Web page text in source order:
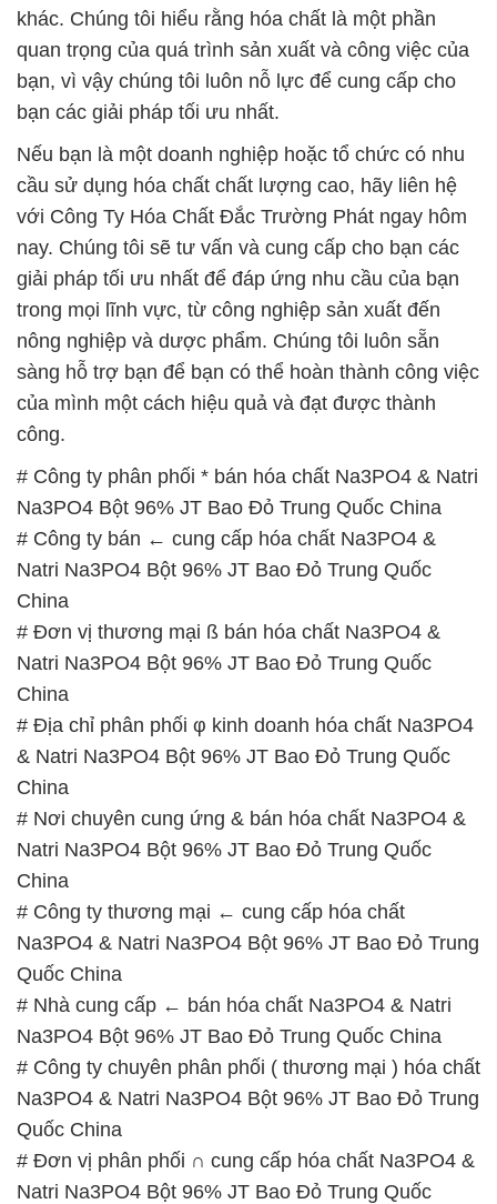
khác. Chúng tôi hiểu rằng hóa chất là một phần
quan trọng của quá trình sản xuất và công việc của
bạn, vì vậy chúng tôi luôn nỗ lực để cung cấp cho
bạn các giải pháp tối ưu nhất.
Nếu bạn là một doanh nghiệp hoặc tổ chức có nhu
cầu sử dụng hóa chất chất lượng cao, hãy liên hệ
với Công Ty Hóa Chất Đắc Trường Phát ngay hôm
nay. Chúng tôi sẽ tư vấn và cung cấp cho bạn các
giải pháp tối ưu nhất để đáp ứng nhu cầu của bạn
trong mọi lĩnh vực, từ công nghiệp sản xuất đến
nông nghiệp và dược phẩm. Chúng tôi luôn sẵn
sàng hỗ trợ bạn để bạn có thể hoàn thành công việc
của mình một cách hiệu quả và đạt được thành
công.
# Công ty phân phối * bán hóa chất Na3PO4 & Natri
Na3PO4 Bột 96% JT Bao Đỏ Trung Quốc China
# Công ty bán ← cung cấp hóa chất Na3PO4 &
Natri Na3PO4 Bột 96% JT Bao Đỏ Trung Quốc
China
# Đơn vị thương mại ß bán hóa chất Na3PO4 &
Natri Na3PO4 Bột 96% JT Bao Đỏ Trung Quốc
China
# Địa chỉ phân phối φ kinh doanh hóa chất Na3PO4
& Natri Na3PO4 Bột 96% JT Bao Đỏ Trung Quốc
China
# Nơi chuyên cung ứng & bán hóa chất Na3PO4 &
Natri Na3PO4 Bột 96% JT Bao Đỏ Trung Quốc
China
# Công ty thương mại ← cung cấp hóa chất
Na3PO4 & Natri Na3PO4 Bột 96% JT Bao Đỏ Trung
Quốc China
# Nhà cung cấp ← bán hóa chất Na3PO4 & Natri
Na3PO4 Bột 96% JT Bao Đỏ Trung Quốc China
# Công ty chuyên phân phối ( thương mại ) hóa chất
Na3PO4 & Natri Na3PO4 Bột 96% JT Bao Đỏ Trung
Quốc China
# Đơn vị phân phối ∩ cung cấp hóa chất Na3PO4 &
Natri Na3PO4 Bột 96% JT Bao Đỏ Trung Quốc